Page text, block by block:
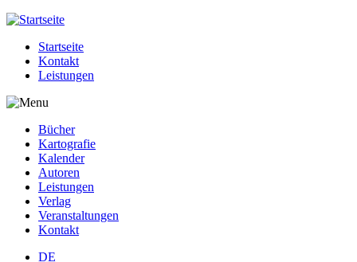
Jump to navigation
Startseite
Kontakt
Leistungen
Bücher
Kartografie
Kalender
Autoren
Leistungen
Verlag
Veranstaltungen
Kontakt
DE